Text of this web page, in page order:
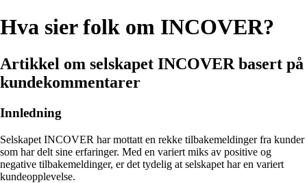
Hva sier folk om INCOVER?
Artikkel om selskapet INCOVER basert på
kundekommentarer
Innledning
Selskapet INCOVER har mottatt en rekke tilbakemeldinger fra kunder
som har delt sine erfaringer. Med en variert miks av positive og
negative tilbakemeldinger, er det tydelig at selskapet har en variert
kundeopplevelse.